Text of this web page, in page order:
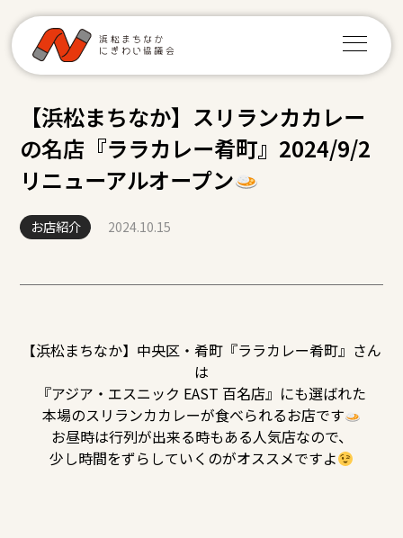
【浜松まちなか】スリランカカレー
の名店『ララカレー肴町』2024/9/2
リニューアルオープン
お店紹介 2024.10.15
【浜松まちなか】中央区・肴町『ララカレー肴町』さん
は
『アジア・エスニック EAST 百名店』にも選ばれた
本場のスリランカカレーが食べられるお店です
お昼時は行列が出来る時もある人気店なので、
少し時間をずらしていくのがオススメですよ